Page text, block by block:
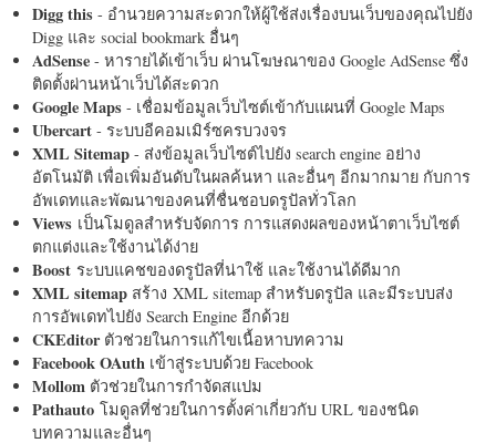
Digg this - อำนวยความสะดวกให้ผู้ใช้ส่งเรื่องบนเว็บของคุณไปยัง
Digg และ social bookmark อื่นๆ
AdSense - หารายได้เข้าเว็บ ผ่านโฆษณาของ Google AdSense ซึ่ง
ติดตั้งผ่านหน้าเว็บได้สะดวก
Google Maps - เชื่อมข้อมูลเว็บไซต์เข้ากับแผนที่ Google Maps
Ubercart - ระบบอีคอมเมิร์ซครบวงจร
XML Sitemap - ส่งข้อมูลเว็บไซต์ไปยัง search engine อย่าง
อัตโนมัติ เพื่อเพิ่มอันดับในผลค้นหา และอื่นๆ อีกมากมาย กับการ
อัพเดทและพัฒนาของคนที่ชื่นชอบดรูปัลทั่วโลก
Views เป็นโมดูลสำหรับจัดการ การแสดงผลของหน้าตาเว็บไซต์
ตกแต่งและใช้งานได้ง่าย
Boost ระบบแคชของดรูปัลที่น่าใช้ และใช้งานได้ดีมาก
XML sitemap สร้าง XML sitemap สำหรับดรูปัล และมีระบบส่ง
การอัพเดทไปยัง Search Engine อีกด้วย
CKEditorตัวช่วยในการแก้ไขเนื้อหาบทความ
Facebook OAuth เข้าสู่ระบบด้วย Facebook
Mollom ตัวช่วยในการกำจัดสแปม
Pathauto โมดูลที่ช่วยในการตั้งค่าเกี่ยวกับ URL ของชนิด
บทความและอื่นๆ